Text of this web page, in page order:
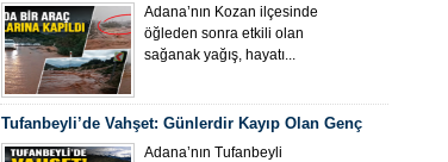
Adana’nın Kozan ilçesinde
öğleden sonra etkili olan
sağanak yağış, hayatı...
Tufanbeyli’de Vahşet: Günlerdir Kayıp Olan Genç
Kadın Gölette Ölü BulunduAdana’nın Tufanbeyli